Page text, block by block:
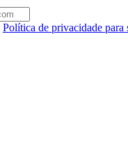
Política de privacidade para